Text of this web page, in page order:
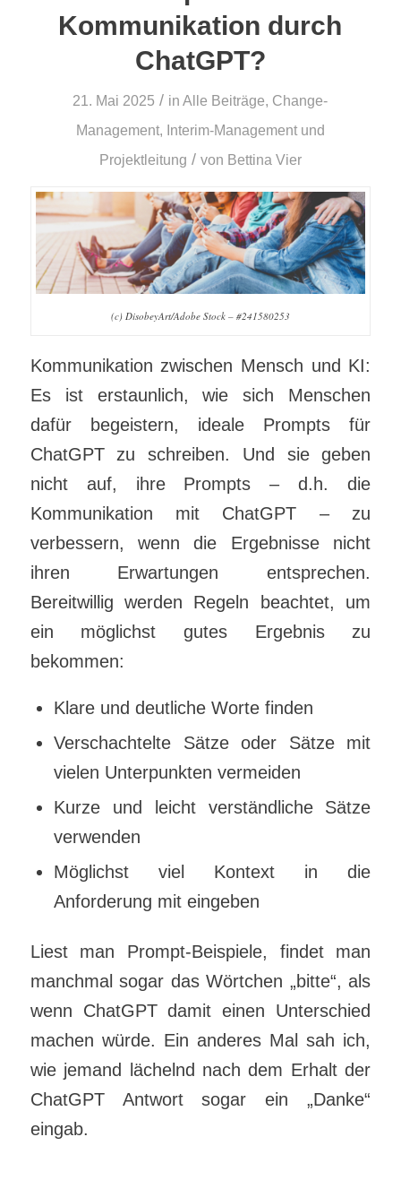
Kommunikation durch
ChatGPT?
21. Mai 2025 / inAlle Beiträge, Change-
Management, Interim-Management und
Projektleitung / von Bettina Vier
(c) DisobeyArt/Adobe Stock – #241580253
Kommunikation zwischen Mensch und KI:
Es ist erstaunlich, wie sich Menschen
dafür begeistern, ideale Prompts für
ChatGPT zu schreiben. Und sie geben
nicht auf, ihre Prompts – d.h. die
Kommunikation mit ChatGPT – zu
verbessern, wenn die Ergebnisse nicht
ihren Erwartungen entsprechen.
Bereitwillig werden Regeln beachtet, um
ein möglichst gutes Ergebnis zu
bekommen:
Klare und deutliche Worte finden
Verschachtelte Sätze oder Sätze mit
vielen Unterpunkten vermeiden
Kurze und leicht verständliche Sätze
verwenden
Möglichst viel Kontext in die
Anforderung mit eingeben
Liest man Prompt-Beispiele, findet man
manchmal sogar das Wörtchen „bitte“, als
wenn ChatGPT damit einen Unterschied
machen würde. Ein anderes Mal sah ich,
wie jemand lächelnd nach dem Erhalt der
ChatGPT Antwort sogar ein „Danke“
eingab.